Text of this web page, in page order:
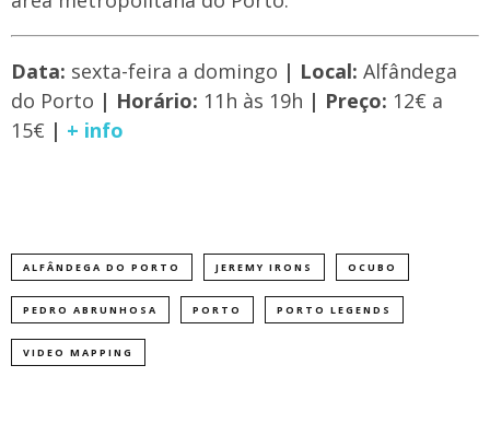
Data: sexta-feira a domingo | Local: Alfândega
do Porto | Horário: 11h às 19h | Preço: 12€ a
15€ | + info
ALFÂNDEGA DO PORTO JEREMY IRONS OCUBO
PEDRO ABRUNHOSA PORTO PORTO LEGENDS
VIDEO MAPPING